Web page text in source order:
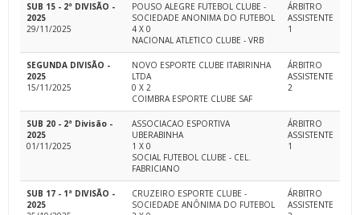
SUB 15 - 2ª DIVISÃO -
2025
29/11/2025
POUSO ALEGRE FUTEBOL CLUBE -
SOCIEDADE ANONIMA DO FUTEBOL
4 X 0
NACIONAL ATLETICO CLUBE - VRB
ÁRBITRO
ASSISTENTE
1
SEGUNDA DIVISÃO -
2025
15/11/2025
NOVO ESPORTE CLUBE ITABIRINHA
LTDA
0 X 2
COIMBRA ESPORTE CLUBE SAF
ÁRBITRO
ASSISTENTE
2
SUB 20 - 2ª Divisão -
2025
01/11/2025
ASSOCIACAO ESPORTIVA
UBERABINHA
1 X 0
SOCIAL FUTEBOL CLUBE - CEL.
FABRICIANO
ÁRBITRO
ASSISTENTE
1
SUB 17 - 1ª DIVISÃO -
2025
CRUZEIRO ESPORTE CLUBE -
SOCIEDADE ANÔNIMA DO FUTEBOL
ÁRBITRO
ASSISTENTE